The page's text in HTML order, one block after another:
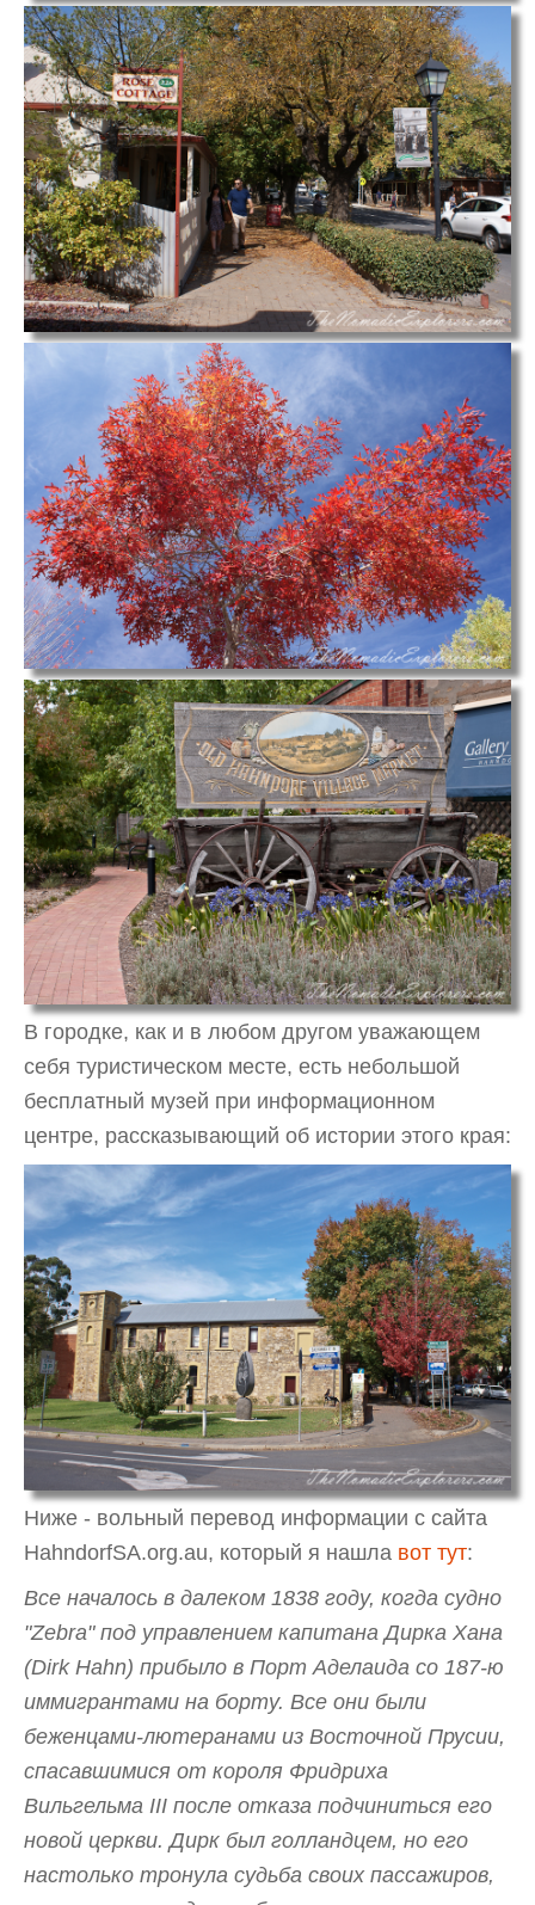
В городке, как и в любом другом уважающем
себя туристическом месте, есть небольшой
бесплатный музей при информационном
центре, рассказывающий об истории этого края:
Ниже - вольный перевод информации с сайта
HahndorfSA.org.au, который я нашла вот тут:
Все началось в далеком 1838 году, когда судно
"Zebra" под управлением капитана Дирка Хана
(Dirk Hahn) прибыло в Порт Аделаида со 187-ю
иммигрантами на борту. Все они были
беженцами-лютеранами из Восточной Прусии,
спасавшимися от короля Фридриха
Вильгельма III после отказа подчиниться его
новой церкви. Дирк был голландцем, но его
настолько тронула судьба своих пассажиров,